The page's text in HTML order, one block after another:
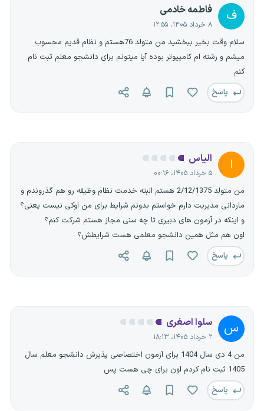
ف فاطمه خادمی
۸ خرداد ۱۴۰۵، ۱۲:۵۵
سلام وقت بخیر ببخشید من متولد 76هستم و نظام قدیم محسوب
میشم و رشته ام کامپیوتر بوده آیا میتونم برای دانشجو معلم ثبت نام
کنم
پاسخ
ا الیاس
۵ خرداد ۱۴۰۵، ۰۰:۱۶
من متولد 2/12/1375 هستم البته خدمت نظام وظیفه رو هم گذروندم و
ماردانی مدیریت دارم خواستم بدونم شرایط برای من اوکی نیست یعنی؟
و اینکه در آزمون های دبیری تا چه سنی مجاز هستم شرکت کنم؟
اون هم مثل همین دانشجو معلمی هست شرایطش؟
پاسخ
س سلوا اصغری
۲ خرداد ۱۴۰۵، ۱۸:۱۳
من 4 دی سال 1404 برای آزمون اختصاصی پذیرش دانشجو معلم سال
1405 ثبت نام کردم اون برای چی هست پس
پاسخ